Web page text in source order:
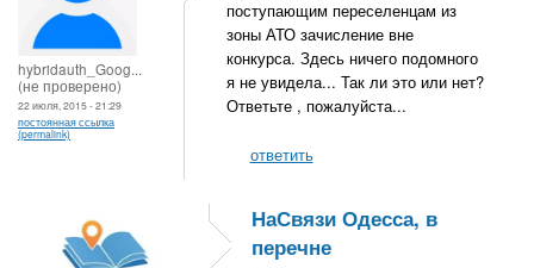
hybridauth_Goog...
(не проверено)
22 июля, 2015 - 21:29
постоянная ссылка
(permalink)
поступающим переселенцам из
зоны АТО зачисление вне
конкурса. Здесь ничего подомного
я не увидела... Так ли это или нет?
Ответьте , пожалуйста...
ответить
НаСвязи Одесса, в
перечне